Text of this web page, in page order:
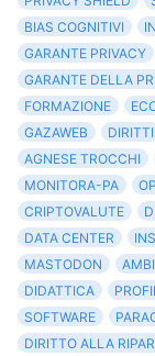
BIAS COGNITIVI
GARANTE PRIVACY
GARANTE DELLA
FORMAZIONE
GAZAWEB
DIRITTI
AGNESE TROCCHI
MONITORA-PA
CRIPTOVALUTE
DATA CENTER
MASTODON
DIDATTICA
SOFTWARE
DIRITTO ALLA